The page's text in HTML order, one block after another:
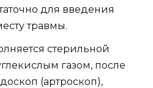
для введения
травмы.
стерильной
газом, после
(артроскоп),